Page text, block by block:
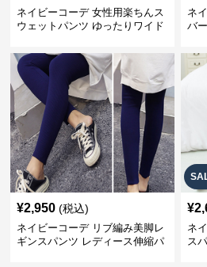
ネイビーコーデ 女性用楽ちんス
ウェットパンツ ゆったりワイド
ネ
バ
¥2,950 (税込)
ネイビーコーデ リブ編み美脚レ
ギンスパンツ レディース伸縮パ
¥
ネ
ス